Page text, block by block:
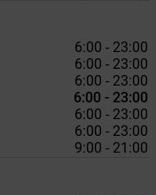
6:00 - 23:00
6:00 - 23:00
6:00 - 23:00
6:00 - 23:00
6:00 - 23:00
6:00 - 23:00
9:00 - 21:00